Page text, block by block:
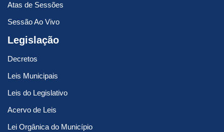
Atas de Sessões
Sessão Ao Vivo
Legislação
Decretos
Leis Municipais
Leis do Legislativo
Acervo de Leis
Lei Orgânica do Município